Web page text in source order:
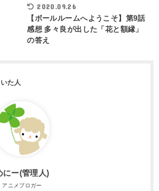
2020.09.26
【ボールルームへようこそ】第9話
感想 多々良が出した「花と額縁」
の答え
にー(管理人)
アニメブロガー